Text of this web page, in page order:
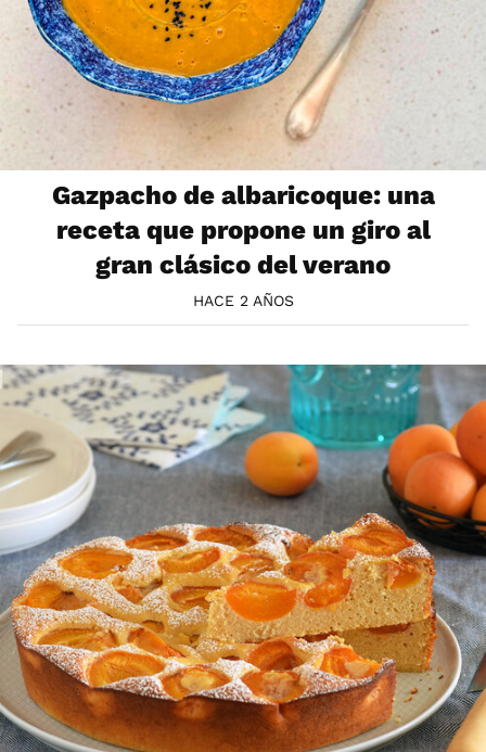
Gazpacho de albaricoque: una
receta que propone un giro al
gran clásico del verano
HACE 2 AÑOS